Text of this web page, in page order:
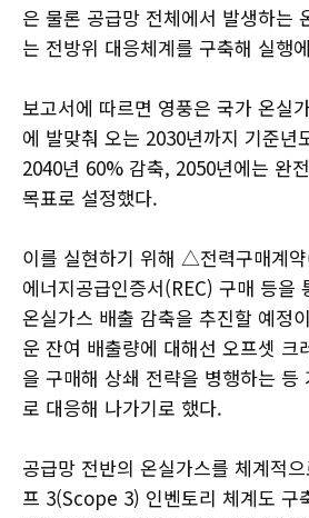
은 물론 공급망 전체에서 발생하는
는 전방위 대응체계를 구축해 실행
보고서에 따르면 영풍은 국가 온실
에 발맞춰 오는 2030년까지 기준년
2040년 60% 감축, 2050년에는 완
목표로 설정했다.
이를 실현하기 위해 △전력구매계
에너지공급인증서(REC) 구매 등을
온실가스 배출 감축을 추진할 예정
운 잔여 배출량에 대해선 오프셋
을 구매해 상쇄 전략을 병행하는 등
로 대응해 나가기로 했다.
공급망 전반의 온실가스를 체계적
프 3(Scope 3) 인벤토리 체계도 구